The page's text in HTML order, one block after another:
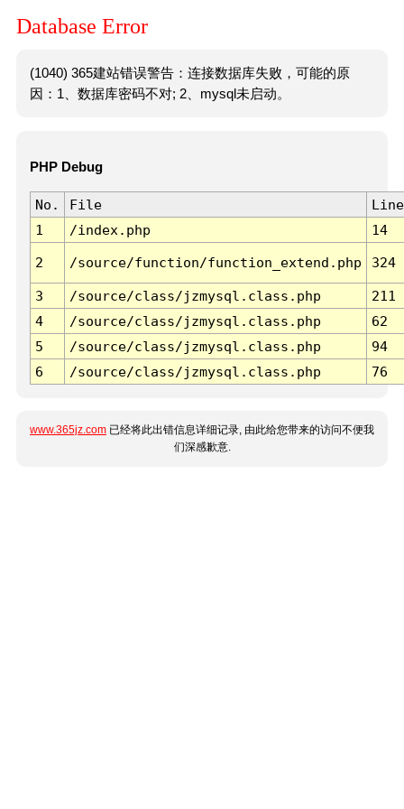
Database Error
(1040) 365建站错误警告：连接数据库失败，可能的原
因：1、数据库密码不对; 2、mysql未启动。
PHP Debug
No. File
Line
1
/index.php 14
2 /source/function/function_extend.php 324
3 /source/class/jzmysql.class.php
211
4
/source/class/jzmysql.class.php
62
5
/source/class/jzmysql.class.php
94
6
/source/class/jzmysql.class.php 76
www.365jz.com 已经将此出错信息详细记录, 由此给您带来的访问不便我
们深感歉意.